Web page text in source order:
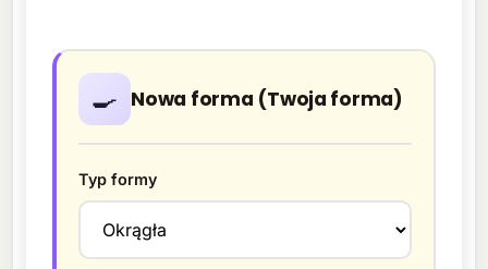
🍳 Nowa forma (Twoja forma)
Typ formy